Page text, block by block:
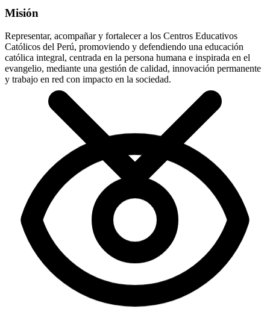
Misión
Representar, acompañar y fortalecer a los Centros Educativos
Católicos del Perú, promoviendo y defendiendo una educación
católica integral, centrada en la persona humana e inspirada en el
evangelio, mediante una gestión de calidad, innovación permanente
y trabajo en red con impacto en la sociedad.